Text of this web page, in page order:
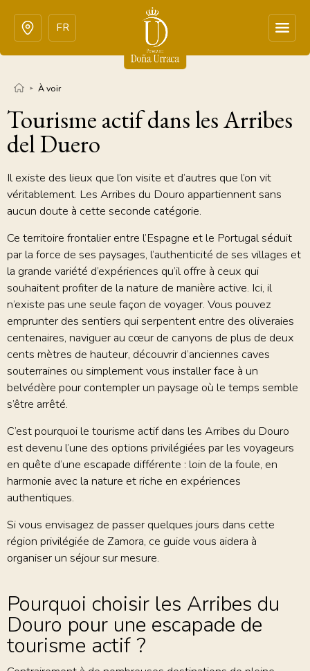
FR
À voir
Tourisme actif dans les Arribes
del Duero
Il existe des lieux que l’on visite et d’autres que l’on vit
véritablement. Les Arribes du Douro appartiennent sans
aucun doute à cette seconde catégorie.
Ce territoire frontalier entre l’Espagne et le Portugal séduit
par la force de ses paysages, l’authenticité de ses villages et
la grande variété d’expériences qu’il offre à ceux qui
souhaitent profiter de la nature de manière active. Ici, il
n’existe pas une seule façon de voyager. Vous pouvez
emprunter des sentiers qui serpentent entre des oliveraies
centenaires, naviguer au cœur de canyons de plus de deux
cents mètres de hauteur, découvrir d’anciennes caves
souterraines ou simplement vous installer face à un
belvédère pour contempler un paysage où le temps semble
s’être arrêté.
C’est pourquoi le tourisme actif dans les Arribes du Douro
est devenu l’une des options privilégiées par les voyageurs
en quête d’une escapade différente : loin de la foule, en
harmonie avec la nature et riche en expériences
authentiques.
Si vous envisagez de passer quelques jours dans cette
région privilégiée de Zamora, ce guide vous aidera à
organiser un séjour sur mesure.
Pourquoi choisir les Arribes du
Douro pour une escapade de
tourisme actif ?